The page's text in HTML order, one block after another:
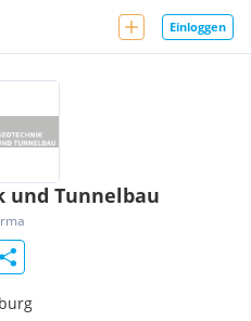
Einloggen
und Tunnelbau